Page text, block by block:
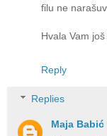
filu ne
Hvala Vam još
Reply
Replies
Maja Babić